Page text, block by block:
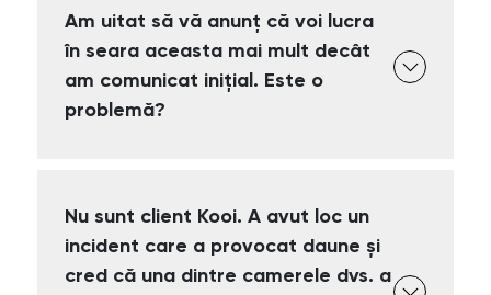
Am uitat să vă anunț că voi lucra
în seara aceasta mai mult decât
am comunicat inițial. Este o
problemă?
Nu sunt client Kooi. A avut loc un
incident care a provocat daune și
cred că una dintre camerele dvs. a